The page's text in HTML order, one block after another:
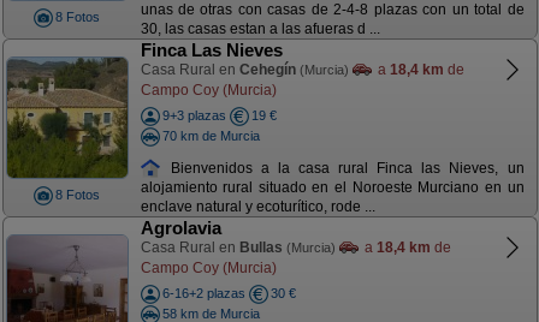
8 Fotos
unas de otras con casas de 2-4-8 plazas con un total de
30, las casas estan a las afueras d ...
8 Fotos
Finca Las Nieves
Casa Rural en Cehegín (Murcia) a 18,4 km de
Campo Coy (Murcia)
9+3 plazas
19 €
70 km de Murcia
Bienvenidos a la casa rural Finca las Nieves, un
alojamiento rural situado en el Noroeste Murciano en un
enclave natural y ecoturítico, rode ...
Agrolavia
Casa Rural en Bullas (Murcia) a 18,4 km de
Campo Coy (Murcia)
6-16+2 plazas
30 €
58 km de Murcia